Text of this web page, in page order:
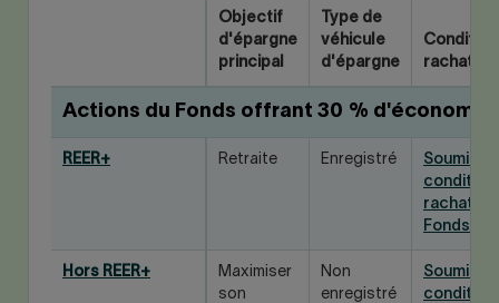
Objectif
d'épargne
principal
Type de
véhicule
d'épargne
rachat
Actions du Fonds offrant 30 %
REER+ Retraite Enregistré
Soumis
rachat du
Fonds
Hors REER+
Maximiser
son
Non
enregistré
Soumis